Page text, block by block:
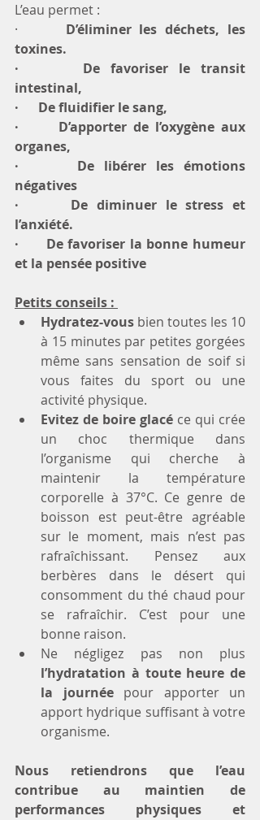
L’eau permet :
·
D’éliminer les déchets, les
toxines.
·      De favoriser le transit
intestinal,
·      De fluidifier le sang,
·      D’apporter de l’oxygène aux
organes,
·      De libérer les émotions
négatives
·      De diminuer le stress et
l’anxiété.
·      De favoriser la bonne humeur
et la pensée positive
Petits conseils :
Hydratez-vous bien toutes les 10
à 15 minutes par petites gorgées
même sans sensation de soif si
vous faites du sport ou une
activité physique.
Evitez de boire glacé ce qui crée
un choc thermique dans
l’organisme qui cherche à
maintenir la température
corporelle à 37°C. Ce genre de
boisson est peut-être agréable
sur le moment, mais n’est pas
rafraîchissant. Pensez aux
berbères dans le désert qui
consomment du thé chaud pour
se rafraîchir. C’est pour une
bonne raison.
Ne négligez pas non plus
l’hydratation à toute heure de
la journée pour apporter un
apport hydrique suffisant à votre
organisme.
Nous retiendrons que l’eau
contribue au maintien de
performances physiques et